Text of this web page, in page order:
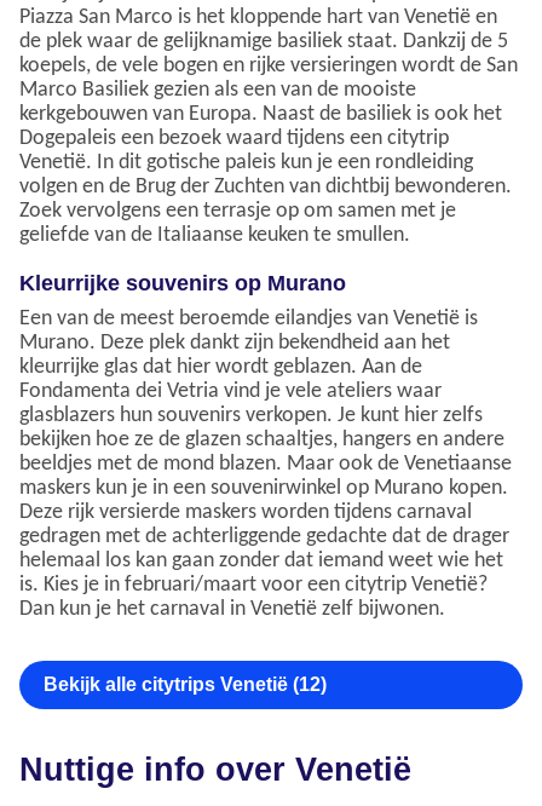
Piazza San Marco is het kloppende hart van Venetië en
de plek waar de gelijknamige basiliek staat. Dankzij de 5
koepels, de vele bogen en rijke versieringen wordt de San
Marco Basiliek gezien als een van de mooiste
kerkgebouwen van Europa. Naast de basiliek is ook het
Dogepaleis een bezoek waard tijdens een citytrip
Venetië. In dit gotische paleis kun je een rondleiding
volgen en de Brug der Zuchten van dichtbij bewonderen.
Zoek vervolgens een terrasje op om samen met je
geliefde van de Italiaanse keuken te smullen.
Kleurrijke souvenirs op Murano
Een van de meest beroemde eilandjes van Venetië is
Murano. Deze plek dankt zijn bekendheid aan het
kleurrijke glas dat hier wordt geblazen. Aan de
Fondamenta dei Vetria vind je vele ateliers waar
glasblazers hun souvenirs verkopen. Je kunt hier zelfs
bekijken hoe ze de glazen schaaltjes, hangers en andere
beeldjes met de mond blazen. Maar ook de Venetiaanse
maskers kun je in een souvenirwinkel op Murano kopen.
Deze rijk versierde maskers worden tijdens carnaval
gedragen met de achterliggende gedachte dat de drager
helemaal los kan gaan zonder dat iemand weet wie het
is. Kies je in februari/maart voor een citytrip Venetië?
Dan kun je het carnaval in Venetië zelf bijwonen.
Bekijk alle citytrips Venetië (12)
Nuttige info over Venetië